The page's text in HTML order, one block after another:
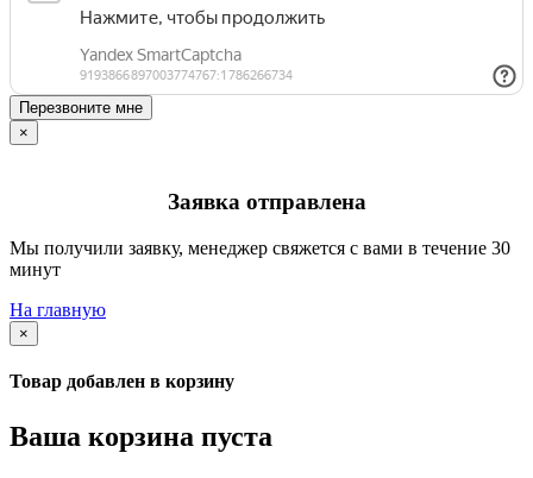
Перезвоните мне
×
Заявка отправлена
Мы получили заявку, менеджер свяжется с вами в течение 30
минут
На главную
×
Товар добавлен в корзину
Ваша корзина пуста